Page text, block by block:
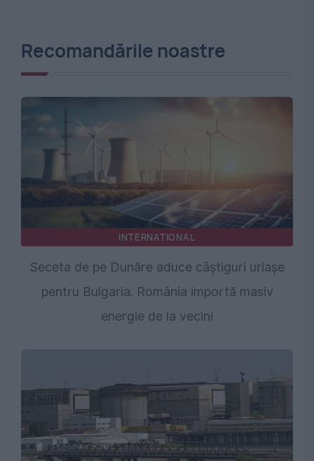
Recomandările noastre
INTERNATIONAL
Seceta de pe Dunăre aduce câștiguri uriașe
pentru Bulgaria. România importă masiv
energie de la vecini